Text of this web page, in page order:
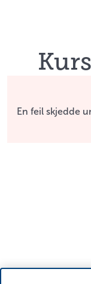
En feil skjedde